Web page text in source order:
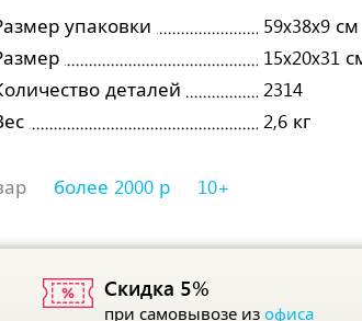
упаковки
59x38x9 см
15x20x31
деталей
2314
2,6 кг
более 2000 р 10+
Скидка 5%
при самовывозе изофиса